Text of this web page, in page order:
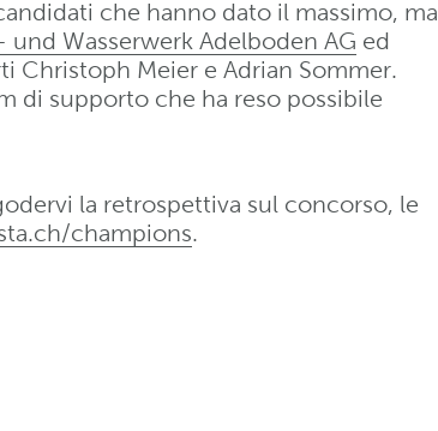
che hanno dato il massimo, ma
und Wasserwerk Adelboden AG ed
Christoph Meier e Adrian Sommer.
di supporto che ha reso possibile
la retrospettiva sul concorso, le
champions.